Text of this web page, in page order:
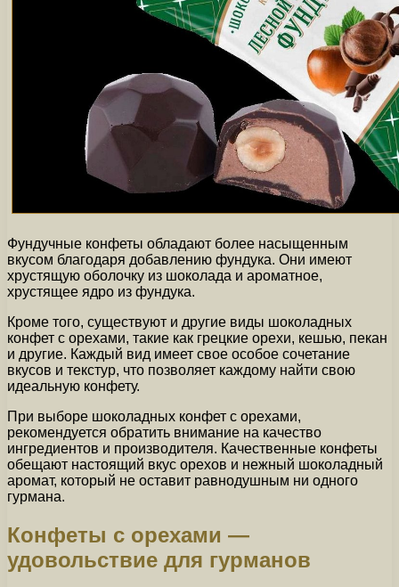
Фундучные конфеты обладают более насыщенным
вкусом благодаря добавлению фундука. Они имеют
хрустящую оболочку из шоколада и ароматное,
хрустящее ядро из фундука.
Кроме того, существуют и другие виды шоколадных
конфет с орехами, такие как грецкие орехи, кешью, пекан
и другие. Каждый вид имеет свое особое сочетание
вкусов и текстур, что позволяет каждому найти свою
идеальную конфету.
При выборе шоколадных конфет с орехами,
рекомендуется обратить внимание на качество
ингредиентов и производителя. Качественные конфеты
обещают настоящий вкус орехов и нежный шоколадный
аромат, который не оставит равнодушным ни одного
гурмана.
Конфеты с орехами —
удовольствие для гурманов